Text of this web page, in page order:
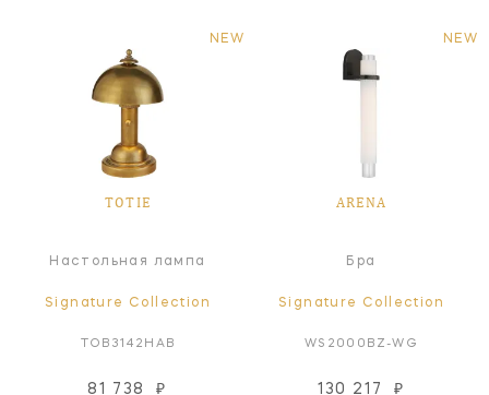
NEW
TOTIE
Настольная лампа
Signature Collection
TOB3142HAB
81 738 ₽
NEW
ARENA
Бра
Signature Collection
WS2000BZ-WG
130 217 ₽